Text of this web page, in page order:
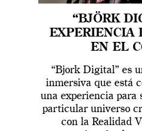
“BJÖRK
EXPERIENCIA
EN EL
“Bjork Digital” es
inmersiva que está
una experiencia para
particular universo
con la Realidad